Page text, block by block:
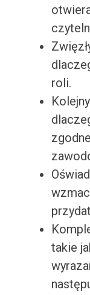
roli.
takie